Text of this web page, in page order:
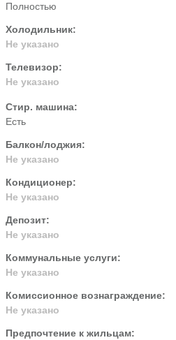
Полностью
Холодильник:
Не указано
Телевизор:
Не указано
Стир. машина:
Есть
Балкон/лоджия:
Не указано
Кондиционер:
Не указано
Депозит:
Не указано
Коммунальные услуги:
Не указано
Комиссионное вознаграждение:
Не указано
Предпочтение к жильцам: